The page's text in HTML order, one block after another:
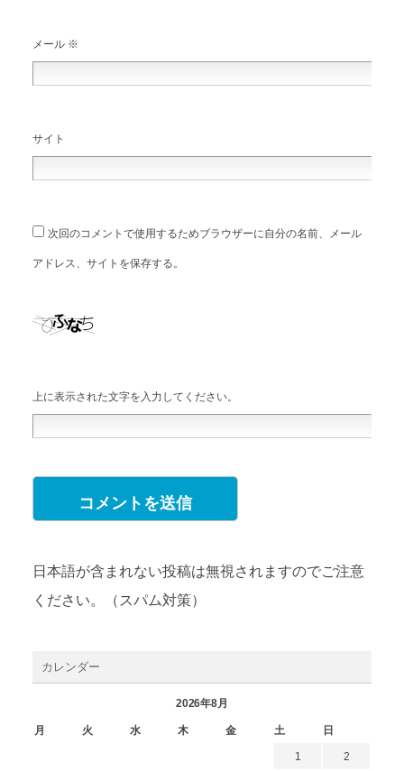
メール ※
サイト
次回のコメントで使用するためブラウザーに自分の名前、メール
アドレス、サイトを保存する。
上に表示された文字を入力してください。
日本語が含まれない投稿は無視されますのでご注意
ください。（スパム対策）
カレンダー
2026年8月
月 火 水 木 金 土 日
1 2